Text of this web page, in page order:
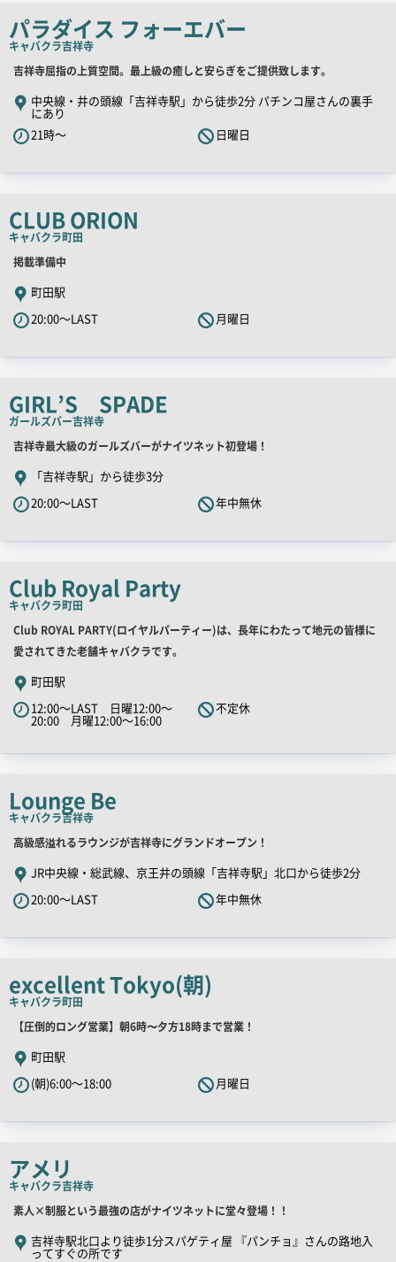
パラダイス フォーエバー
キャバクラ吉祥寺
店
舗
PR
キ
ッ
コ
ピ
ー
吉祥寺屈指の上質空間。最上級の癒しと安らぎをご提供致します。
中央線・井の頭線「吉祥寺駅」から徒歩2分 パチンコ屋さんの裏手
にあり
21時～
日曜日
CLUB ORION
キャバクラ町田
店
舗
PR
キ
コ
ピ
ー
掲載準備中
町田駅
20:00～LAST
月曜日
GIRL’S SPADE
ガールズバー吉祥寺
店
舗
PR
キ
コ
ピ
ー
吉祥寺最大級のガールズバーがナイツネット初登場！
「吉祥寺駅」から徒歩3分
20:00～LAST
年中無休
Club Royal Party
キャバクラ町田
店
舗
PR
キ
ャ
チ
ピ
ー
Club ROYAL PARTY(ロイヤルパーティー)は、長年にわたって地元の皆様に
愛されてきた老舗キャバクラです。
町田駅
12:00～LAST 日曜12:00～
20:00 月曜12:00～16:00
不定休
Lounge Be
キャバクラ吉祥寺
店
舗
PR
キ
コ
ピ
ー
高級感溢れるラウンジが吉祥寺にグランドオープン！
JR中央線・総武線、京王井の頭線「吉祥寺駅」北口から徒歩2分
20:00～LAST
年中無休
excellent Tokyo(朝)
キャバクラ町田
店
舗
PR
キ
コ
ピ
ー
【圧倒的ロング営業】朝6時〜夕方18時まで営業！
町田駅
(朝)6:00～18:00
月曜日
アメリ
キャバクラ吉祥寺
店
舗
PR
素人×制服という最強の店がナイツネットに堂々登場！！
吉祥寺駅北口より徒歩1分スパゲティ屋 『パンチョ』さんの路地入
ってすぐの所です